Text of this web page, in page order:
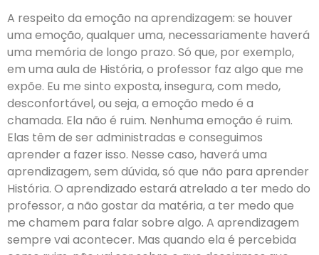
A respeito da emoção na aprendizagem: se houver
uma emoção, qualquer uma, necessariamente haverá
uma memória de longo prazo. Só que, por exemplo,
em uma aula de História, o professor faz algo que me
expõe. Eu me sinto exposta, insegura, com medo,
desconfortável, ou seja, a emoção medo é a
chamada. Ela não é ruim. Nenhuma emoção é ruim.
Elas têm de ser administradas e conseguimos
aprender a fazer isso. Nesse caso, haverá uma
aprendizagem, sem dúvida, só que não para aprender
História. O aprendizado estará atrelado a ter medo do
professor, a não gostar da matéria, a ter medo que
me chamem para falar sobre algo. A aprendizagem
sempre vai acontecer. Mas quando ela é percebida